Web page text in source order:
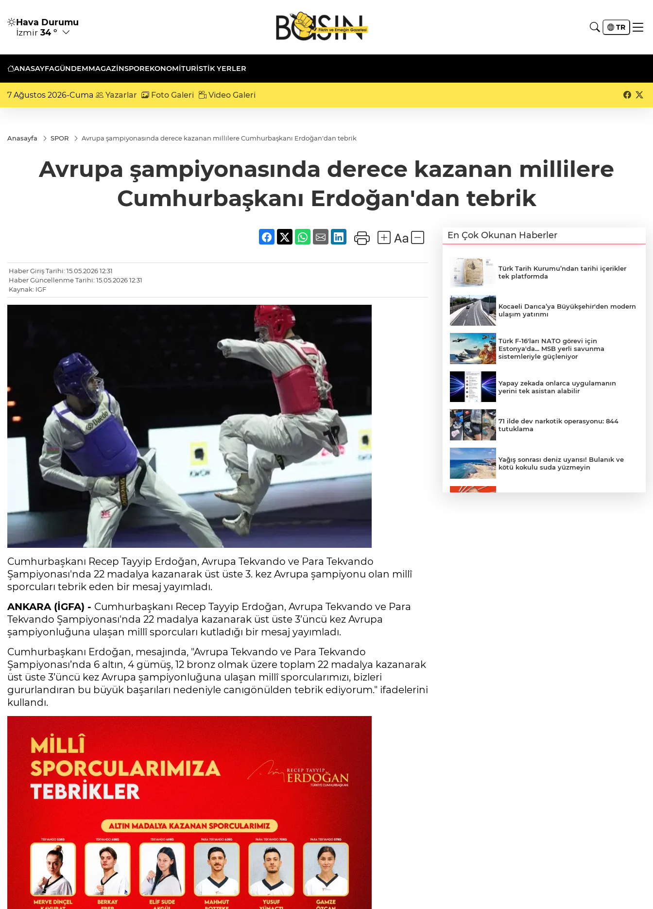
Hava Durumu
İzmir 34 ° TR
ANASAYFAGÜNDEMMAGAZİNSPOREKONOMİTURISTIK YERLER
7 Ağustos 2026-Cuma Yazarlar Foto Galeri Video Galeri
Anasayfa SPOR Avrupa şampiyonasında derece kazanan millilere Cumhurbaşkanı Erdoğan'dan tebrik
Avrupa şampiyonasında derece kazanan millilere
Cumhurbaşkanı Erdoğan'dan tebrik
Haber Giriş Tarihi: 15.05.2026 12:31
Haber Güncellenme Tarihi: 15.05.2026 12:31
Kaynak: IGF
Cumhurbaşkanı Recep Tayyip Erdoğan, Avrupa Tekvando ve Para Tekvando
Şampiyonası'nda 22 madalya kazanarak üst üste 3. kez Avrupa şampiyonu olan millî
sporcuları tebrik eden bir mesaj yayımladı.
ANKARA (İGFA) - Cumhurbaşkanı Recep Tayyip Erdoğan, Avrupa Tekvando ve Para
Tekvando Şampiyonası'nda 22 madalya kazanarak üst üste 3’üncü kez Avrupa
şampiyonluğuna ulaşan millî sporcuları kutladığı bir mesaj yayımladı.
Cumhurbaşkanı Erdoğan, mesajında, "Avrupa Tekvando ve Para Tekvando
Şampiyonası’nda 6 altın, 4 gümüş, 12 bronz olmak üzere toplam 22 madalya kazanarak
üst üste 3’üncü kez Avrupa şampiyonluğuna ulaşan millî sporcularımızı, bizleri
gururlandıran bu büyük başarıları nedeniyle canıgönülden tebrik ediyorum." ifadelerini
kullandı.
En Çok Okunan Haberler
Türk Tarih Kurumu’ndan tarihi içerikler
tek platformda
Kocaeli Darıca’ya Büyükşehir'den modern
ulaşım yatırımı
Türk F-16'ları NATO görevi için
Estonya'da... MSB yerli savunma
sistemleriyle güçleniyor
Yapay zekada onlarca uygulamanın
yerini tek asistan alabilir
71 ilde dev narkotik operasyonu: 844
tutuklama
Yağış sonrası deniz uyarısı! Bulanık ve
kötü kokulu suda yüzmeyin